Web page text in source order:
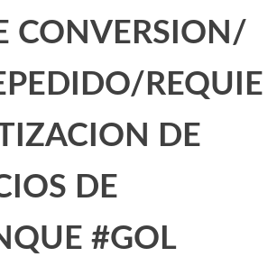
CONVERSION/
REQUIE
DE
DE
#GOL